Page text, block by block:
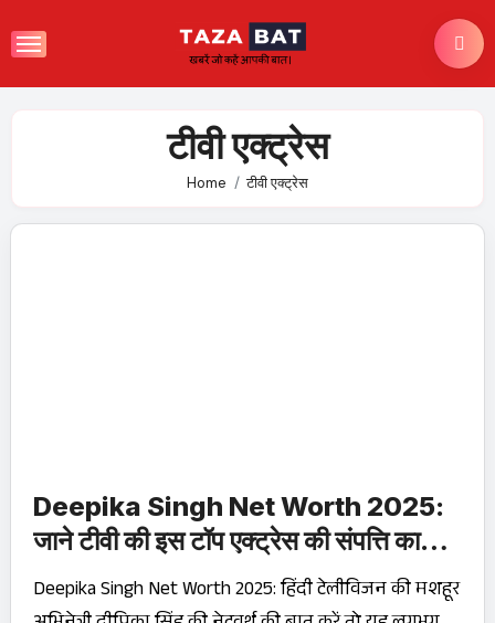
to
टीवी एक्ट्रेस
Home टीवी एक्ट्रेस
Deepika Singh Net Worth 2025:
जाने टीवी की इस टॉप एक्ट्रेस की संपत्ति का
राज़!
Deepika Singh Net Worth 2025: हिंदी टेलीविजन की मशहूर